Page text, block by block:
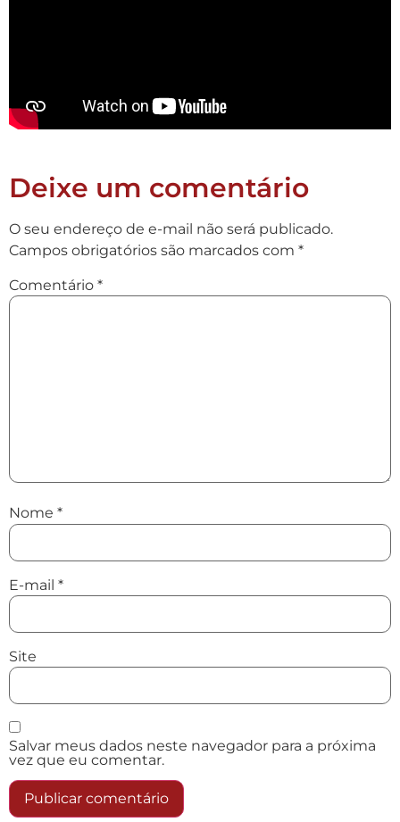
Deixe um comentário
O seu endereço de e-mail não será publicado.
Campos obrigatórios são marcados com *
Comentário *
Nome *
E-mail *
Site
Salvar meus dados neste navegador para a próxima
vez que eu comentar.